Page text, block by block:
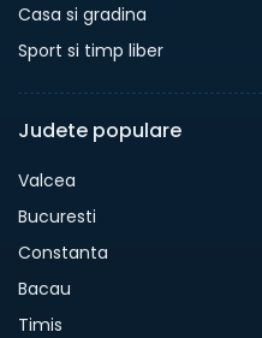
Casa si gradina
Sport si timp liber
Judete populare
Valcea
Bucuresti
Constanta
Bacau
Timis